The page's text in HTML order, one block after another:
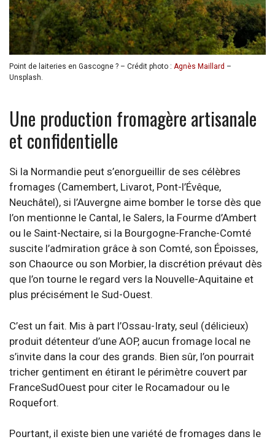
Point de laiteries en Gascogne ? – Crédit photo : Agnès Maillard –
Unsplash.
Une production fromagère artisanale
et confidentielle
Si la Normandie peut s’enorgueillir de ses célèbres
fromages (Camembert, Livarot, Pont-l’Évêque,
Neuchâtel), si l’Auvergne aime bomber le torse dès que
l’on mentionne le Cantal, le Salers, la Fourme d’Ambert
ou le Saint-Nectaire, si la Bourgogne-Franche-Comté
suscite l’admiration grâce à son Comté, son Époisses,
son Chaource ou son Morbier, la discrétion prévaut dès
que l’on tourne le regard vers la Nouvelle-Aquitaine et
plus précisément le Sud-Ouest.
C’est un fait. Mis à part l’Ossau-Iraty, seul (délicieux)
produit détenteur d’une AOP, aucun fromage local ne
s’invite dans la cour des grands. Bien sûr, l’on pourrait
tricher gentiment en étirant le périmètre couvert par
FranceSudOuest pour citer le Rocamadour ou le
Roquefort.
Pourtant, il existe bien une variété de fromages dans le